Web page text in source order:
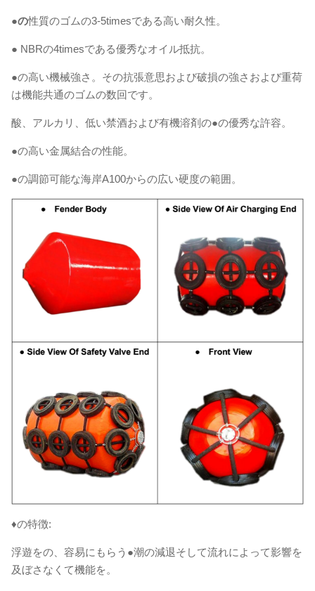
●の性質のゴムの3-5timesである高い耐久性。
● NBRの4timesである優秀なオイル抵抗。
●の高い機械強さ。その抗張意思および破損の強さおよび重荷
は機能共通のゴムの数回です。
酸、アルカリ、低い禁酒および有機溶剤の●の優秀な許容。
●の高い金属結合の性能。
●の調節可能な海岸A100からの広い硬度の範囲。
♦の特徴:
浮遊をの、容易にもらう●潮の減退そして流れによって影響を
及ぼさなくて機能を。